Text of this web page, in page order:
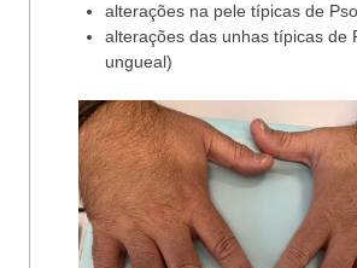
alterações na pele típicas de
alterações das unhas típicas de
ungueal)